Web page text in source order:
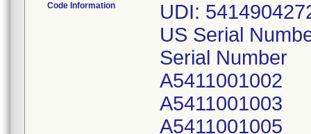
Code Information
UDI:
US Serial
Serial Number
A5411001002
A5411001003
A5411001005